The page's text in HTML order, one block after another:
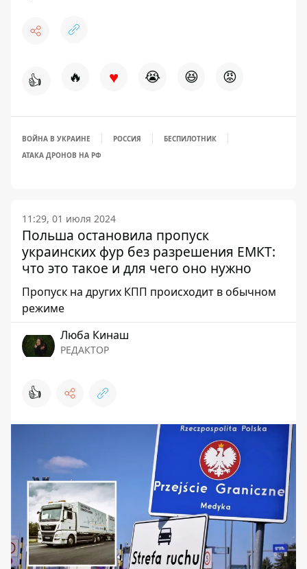
👍 🔥 ♥ 😭 😆 😡
ВОЙНА В УКРАИНЕ РОССИЯ
БЕСПИЛОТНИК
АТАКА ДРОНОВ НА РФ
11:29, 01 июля 2024
Польша остановила пропуск
украинских фур без разрешения ЕМКТ:
что это такое и для чего оно нужно
Пропуск на других КПП происходит в обычном
режиме
Люба Кинаш
РЕДАКТОР
👍